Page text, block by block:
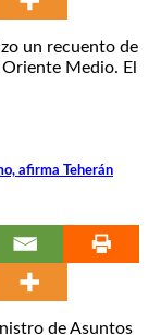
un recuento de
Medio. El
afirma Teherán
de Asuntos